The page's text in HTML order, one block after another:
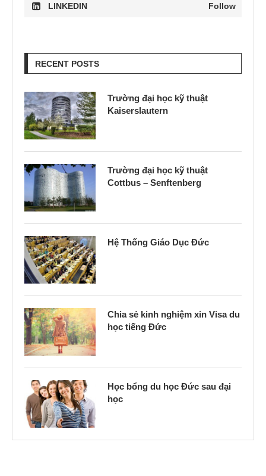
LINKEDIN Follow
RECENT POSTS
Trường đại học kỹ thuật
Kaiserslautern
Trường đại học kỹ thuật
Cottbus – Senftenberg
Hệ Thống Giáo Dục Đức
Chia sẻ kinh nghiệm xin Visa du
học tiếng Đức
Học bổng du học Đức sau đại
học